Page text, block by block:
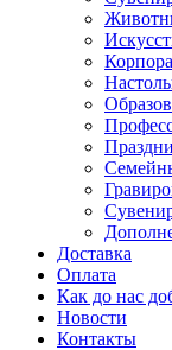
Доставка
Оплата
Как до нас
Новости
Контакты